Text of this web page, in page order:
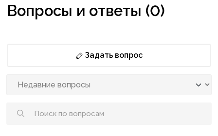
Вопросы и ответы (0)
Задать вопрос